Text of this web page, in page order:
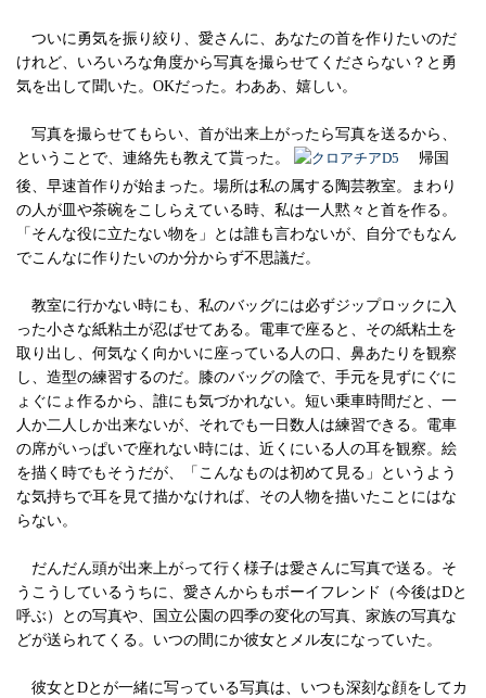
ついに勇気を振り絞り、愛さんに、あなたの首を作りたいのだ
けれど、いろいろな角度から写真を撮らせてくださらない？と勇
気を出して聞いた。OKだった。わああ、嬉しい。
写真を撮らせてもらい、首が出来上がったら写真を送るから、
ということで、連絡先も教えて貰った。
帰国
後、早速首作りが始まった。場所は私の属する陶芸教室。まわり
の人が皿や茶碗をこしらえている時、私は一人黙々と首を作る。
「そんな役に立たない物を」とは誰も言わないが、自分でもなん
でこんなに作りたいのか分からず不思議だ。
教室に行かない時にも、私のバッグには必ずジップロックに入
った小さな紙粘土が忍ばせてある。電車で座ると、その紙粘土を
取り出し、何気なく向かいに座っている人の口、鼻あたりを観察
し、造型の練習するのだ。膝のバッグの陰で、手元を見ずにぐに
ょぐにょ作るから、誰にも気づかれない。短い乗車時間だと、一
人か二人しか出来ないが、それでも一日数人は練習できる。電車
の席がいっぱいで座れない時には、近くにいる人の耳を観察。絵
を描く時でもそうだが、「こんなものは初めて見る」というよう
な気持ちで耳を見て描かなければ、その人物を描いたことにはな
らない。
だんだん頭が出来上がって行く様子は愛さんに写真で送る。そ
うこうしているうちに、愛さんからもボーイフレンド（今後はDと
呼ぶ）との写真や、国立公園の四季の変化の写真、家族の写真な
どが送られてくる。いつの間にか彼女とメル友になっていた。
彼女とDとが一緒に写っている写真は、いつも深刻な顔をしてカ